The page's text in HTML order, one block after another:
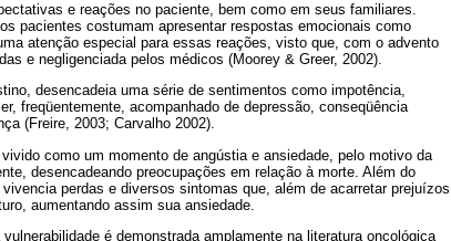
e reações no paciente, bem como em seus familiares.
pacientes costumam apresentar respostas emocionais como
atenção especial para essas reações, visto que, com o advento
e negligenciada pelos médicos (Moorey & Greer, 2002).
desencadeia uma série de sentimentos como impotência,
freqüentemente, acompanhado de depressão, conseqüência
(Freire, 2003; Carvalho 2002).
como um momento de angústia e ansiedade, pelo motivo da
desencadeando preocupações em relação à morte. Além do
perdas e diversos sintomas que, além de acarretar prejuízos
aumentando assim sua ansiedade.
é demonstrada amplamente na literatura oncológica